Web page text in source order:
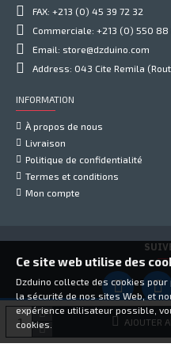
AJOUTER
FAX: +213 (0) 45 39 72 32
Commerciale: +213 (0) 550 88
Email: store@dzduino.com
Address: 043 Cite Remila
INFORMATION
À propos de nous
Livraison
Politique de confidentialité
Termes et conditions
Mon compte
Copyright © 2021, Dzduino
Ce site web utilise des
Dzduino collecte des cookies
la sécurité de nos sites Web, et
expérience utilisateur possible,
cookies.